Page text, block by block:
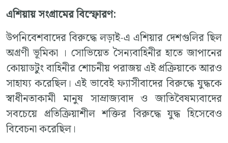
এশিয়ায়সংগ্রামেরবিস্ফোরণ:
উপনিবেশবাদের বিরুদ্ধে লড়াই-এ এশিয়ার দেশগুলির ছিল
অগ্রণী ভূমিকা । সোভিয়েত সৈন্যবাহিনীর হাতে জাপানের
কোয়াডটুং বাহিনীর শোচনীয় পরাজয় এই প্রক্রিয়াকে আরও
সাহায্য করেছিল। এই ভাবেই ফ্যাসীবাদের বিরুদ্ধে যুদ্ধকে
স্বাধীনতাকামী মানুষ সাম্রাজ্যবাদ ও জাতিবৈষম্যবাদের
সবচেয়ে প্রতিক্রিয়াশীল শক্তির বিরুদ্ধে যুদ্ধ হিসেবেও
বিবেচনা করেছিল।